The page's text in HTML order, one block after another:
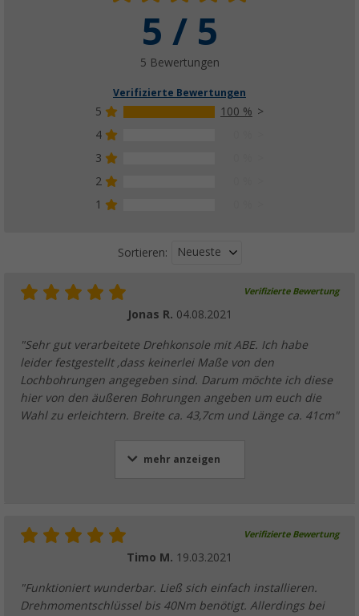
5 / 5
5 Bewertungen
Verifizierte Bewertungen
5
100 %
4
3
2
1
Sortieren: Neueste
Verifizierte Bewertung
Jonas R. 04.08.2021
"Sehr gut verarbeitete Drehkonsole mit ABE. Ich habe
leider festgestellt ,dass keinerlei Maße von den
Lochbohrungen angegeben sind. Darum möchte ich diese
hier von den äußeren Bohrungen angeben um euch die
Wahl zu erleichtern. Breite ca. 43,7cm und Länge ca. 41cm"
mehr anzeigen
Verifizierte Bewertung
Timo M. 19.03.2021
"Funktioniert wunderbar. Ließ sich einfach installieren.
Drehmomentschlüssel bis 40Nm benötigt. Allerdings bei